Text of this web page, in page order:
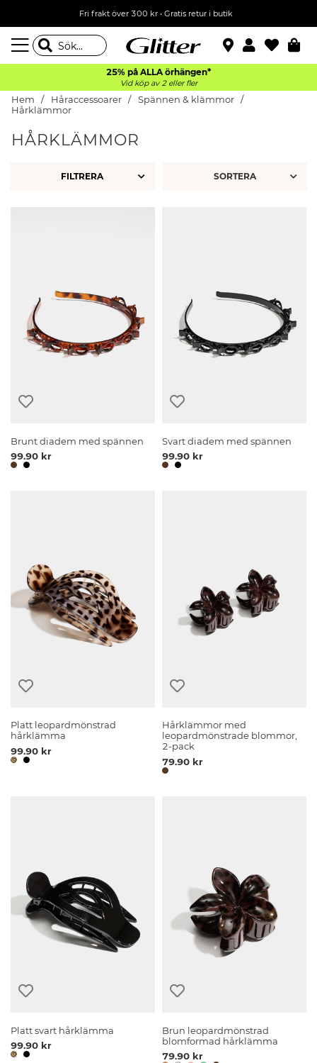
Fri frakt över 300 kr• Gratis retur i butik
25% på ALLA örhängen*
Vid köp av 2 eller fler
Hem Håraccessoarer
Spännen & klämmor
Hårklämmor
HÅRKLÄMMOR
FILTRERA
Brunt diadem med spännen
99.90 kr
Svart diadem med spännen
99.90 kr
Platt leopardmönstrad
hårklämma
99.90 kr
Hårklämmor med
leopardmönstrade blommor,
2-pack
79.90 kr
Platt svart hårklämma
99.90 kr
Brun leopardmönstrad
blomformad hårklämma
79.90 kr